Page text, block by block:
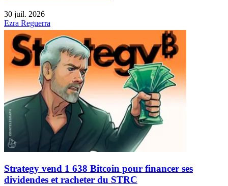
30 juil. 2026
Ezra Reguerra
Strategy vend 1 638 Bitcoin pour financer ses
dividendes et racheter du STRC